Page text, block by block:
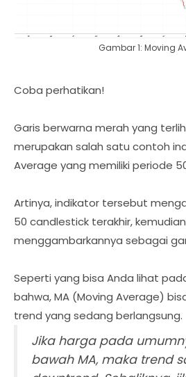
Gambar 1: Moving
Coba perhatikan!
Garis berwarna merah yang
merupakan salah satu contoh
Average yang memiliki periode
Artinya, indikator tersebut
50 candlestick terakhir, kemudian
menggambarkannya sebagai
Seperti yang bisa Anda lihat
bahwa, MA (Moving Average)
trend yang sedang berlangsung.
Jika harga pada
bawah MA, maka trend